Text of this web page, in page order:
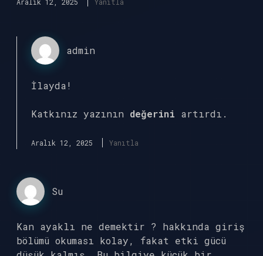
admin
İlayda!
Katkınız yazının değerini artırdı.
Aralık 12, 2025 Yanıtla
Su
Kan ayaklı ne demektir ? hakkında giriş
bölümü okuması kolay, fakat etki gücü